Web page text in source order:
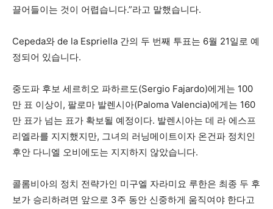
끌어들이는 것이 어렵습니다.”라고 말했습니다.
Cepeda와 de la Espriella 간의 두 번째 투표는 6월 21일로 예
정되어 있습니다.
중도파 후보 세르히오 파하르도(Sergio Fajardo)에게는 100
만 표 이상이, 팔로마 발렌시아(Paloma Valencia)에게는 160
만 표가 넘는 표가 확보될 예정이다. 발렌시아는 데 라 에스프
리엘라를 지지했지만, 그녀의 러닝메이트이자 온건파 정치인
후안 다니엘 오비에도는 지지하지 않았습니다.
콜롬비아의 정치 전략가인 미구엘 자라미요 루한은 최종 두 후
보가 승리하려면 앞으로 3주 동안 신중하게 움직여야 한다고